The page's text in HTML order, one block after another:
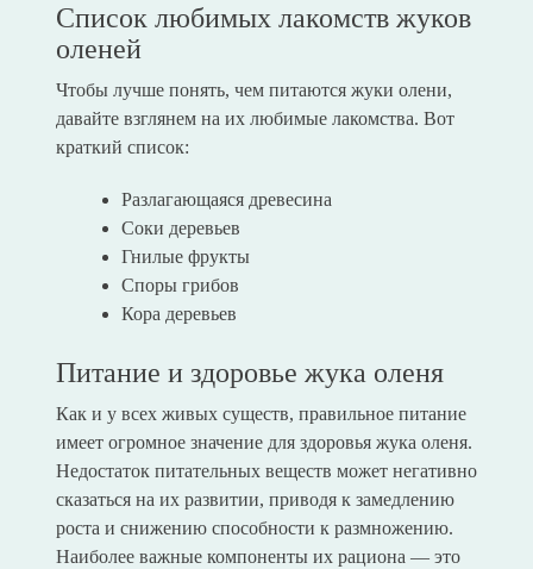
Список любимых лакомств жуков
оленей
Чтобы лучше понять, чем питаются жуки олени,
давайте взглянем на их любимые лакомства. Вот
краткий список:
Разлагающаяся древесина
Соки деревьев
Гнилые фрукты
Споры грибов
Кора деревьев
Питание и здоровье жука оленя
Как и у всех живых существ, правильное питание
имеет огромное значение для здоровья жука оленя.
Недостаток питательных веществ может негативно
сказаться на их развитии, приводя к замедлению
роста и снижению способности к размножению.
Наиболее важные компоненты их рациона — это